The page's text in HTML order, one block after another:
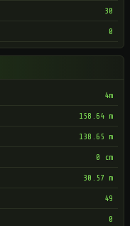
30
0
4m
158.64 m
138.65 m
0 cm
30.57 m
49
0